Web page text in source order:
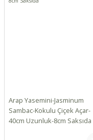
Arap Yasemini-Jasminum
Sambac-Kokulu Çiçek Açar-
40cm Uzunluk-8cm Saksıda